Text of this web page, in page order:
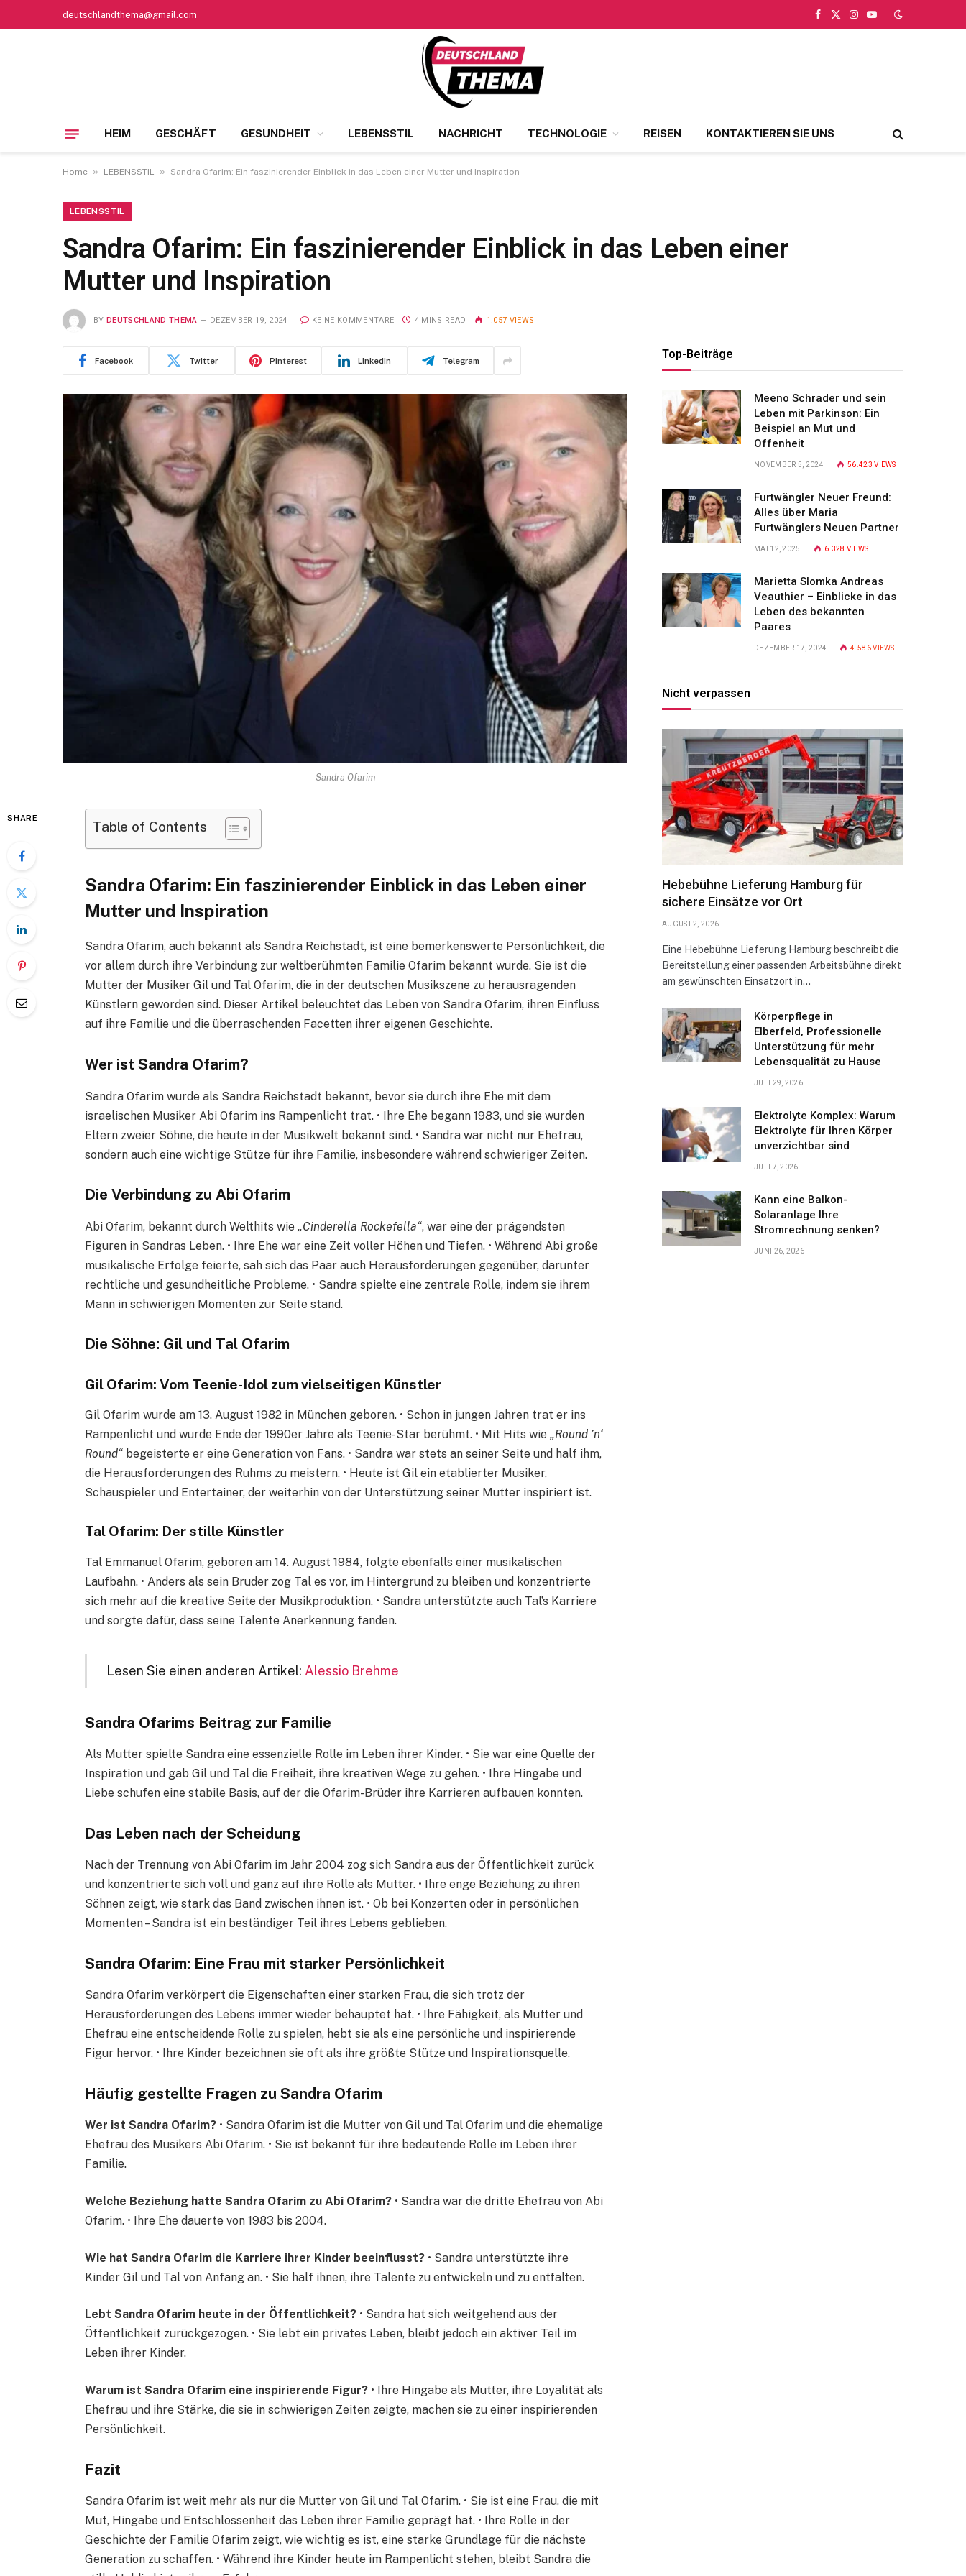
deutschlandthema@gmail.com
Facebook
X
Instagram
YouTube
HEIM GESCHÄFT GESUNDHEIT LEBENSSTIL NACHRICHT TECHNOLOGIE REISEN KONTAKTIEREN SIE UNS
Home » LEBENSSTIL » Sandra Ofarim: Ein faszinierender Einblick in das Leben einer Mutter und Inspiration
LEBENSSTIL
Sandra Ofarim: Ein faszinierender Einblick in das Leben einer
Mutter und Inspiration
BY DEUTSCHLAND THEMA DEZEMBER 19, 2024 KEINE KOMMENTARE 4 MINS READ 1.057 VIEWS
Facebook Twitter Pinterest LinkedIn Telegram
Sandra Ofarim
SHARE
Table of Contents
Sandra Ofarim: Ein faszinierender Einblick in das Leben einer
Mutter und Inspiration
Sandra Ofarim, auch bekannt als Sandra Reichstadt, ist eine bemerkenswerte Persönlichkeit, die
vor allem durch ihre Verbindung zur weltberühmten Familie Ofarim bekannt wurde. Sie ist die
Mutter der Musiker Gil und Tal Ofarim, die in der deutschen Musikszene zu herausragenden
Künstlern geworden sind. Dieser Artikel beleuchtet das Leben von Sandra Ofarim, ihren Einfluss
auf ihre Familie und die überraschenden Facetten ihrer eigenen Geschichte.
Wer ist Sandra Ofarim?
Sandra Ofarim wurde als Sandra Reichstadt bekannt, bevor sie durch ihre Ehe mit dem
israelischen Musiker Abi Ofarim ins Rampenlicht trat. • Ihre Ehe begann 1983, und sie wurden
Eltern zweier Söhne, die heute in der Musikwelt bekannt sind. • Sandra war nicht nur Ehefrau,
sondern auch eine wichtige Stütze für ihre Familie, insbesondere während schwieriger Zeiten.
Die Verbindung zu Abi Ofarim
Abi Ofarim, bekannt durch Welthits wie „Cinderella Rockefella“, war eine der prägendsten
Figuren in Sandras Leben. • Ihre Ehe war eine Zeit voller Höhen und Tiefen. • Während Abi große
musikalische Erfolge feierte, sah sich das Paar auch Herausforderungen gegenüber, darunter
rechtliche und gesundheitliche Probleme. • Sandra spielte eine zentrale Rolle, indem sie ihrem
Mann in schwierigen Momenten zur Seite stand.
Die Söhne: Gil und Tal Ofarim
Gil Ofarim: Vom Teenie-Idol zum vielseitigen Künstler
Gil Ofarim wurde am 13. August 1982 in München geboren. • Schon in jungen Jahren trat er ins
Rampenlicht und wurde Ende der 1990er Jahre als Teenie-Star berühmt. • Mit Hits wie „Round ’n‘
Round“begeisterte er eine Generation von Fans. • Sandra war stets an seiner Seite und half ihm,
die Herausforderungen des Ruhms zu meistern. • Heute ist Gil ein etablierter Musiker,
Schauspieler und Entertainer, der weiterhin von der Unterstützung seiner Mutter inspiriert ist.
Tal Ofarim: Der stille Künstler
Tal Emmanuel Ofarim, geboren am 14. August 1984, folgte ebenfalls einer musikalischen
Laufbahn. • Anders als sein Bruder zog Tal es vor, im Hintergrund zu bleiben und konzentrierte
sich mehr auf die kreative Seite der Musikproduktion. • Sandra unterstützte auch Tal’s Karriere
und sorgte dafür, dass seine Talente Anerkennung fanden.
Lesen Sie einen anderen Artikel: Alessio Brehme
Sandra Ofarims Beitrag zur Familie
Als Mutter spielte Sandra eine essenzielle Rolle im Leben ihrer Kinder. • Sie war eine Quelle der
Inspiration und gab Gil und Tal die Freiheit, ihre kreativen Wege zu gehen. • Ihre Hingabe und
Liebe schufen eine stabile Basis, auf der die Ofarim-Brüder ihre Karrieren aufbauen konnten.
Das Leben nach der Scheidung
Nach der Trennung von Abi Ofarim im Jahr 2004 zog sich Sandra aus der Öffentlichkeit zurück
und konzentrierte sich voll und ganz auf ihre Rolle als Mutter. • Ihre enge Beziehung zu ihren
Söhnen zeigt, wie stark das Band zwischen ihnen ist. • Ob bei Konzerten oder in persönlichen
Momenten – Sandra ist ein beständiger Teil ihres Lebens geblieben.
Sandra Ofarim: Eine Frau mit starker Persönlichkeit
Sandra Ofarim verkörpert die Eigenschaften einer starken Frau, die sich trotz der
Herausforderungen des Lebens immer wieder behauptet hat. • Ihre Fähigkeit, als Mutter und
Ehefrau eine entscheidende Rolle zu spielen, hebt sie als eine persönliche und inspirierende
Figur hervor. • Ihre Kinder bezeichnen sie oft als ihre größte Stütze und Inspirationsquelle.
Häufig gestellte Fragen zu Sandra Ofarim
Wer ist Sandra Ofarim?• Sandra Ofarim ist die Mutter von Gil und Tal Ofarim und die ehemalige
Ehefrau des Musikers Abi Ofarim. • Sie ist bekannt für ihre bedeutende Rolle im Leben ihrer
Familie.
Welche Beziehung hatte Sandra Ofarim zu Abi Ofarim?• Sandra war die dritte Ehefrau von Abi
Ofarim. • Ihre Ehe dauerte von 1983 bis 2004.
Wie hat Sandra Ofarim die Karriere ihrer Kinder beeinflusst?• Sandra unterstützte ihre
Kinder Gil und Tal von Anfang an. • Sie half ihnen, ihre Talente zu entwickeln und zu entfalten.
Lebt Sandra Ofarim heute in der Öffentlichkeit?• Sandra hat sich weitgehend aus der
Öffentlichkeit zurückgezogen. • Sie lebt ein privates Leben, bleibt jedoch ein aktiver Teil im
Leben ihrer Kinder.
Warum ist Sandra Ofarim eine inspirierende Figur?• Ihre Hingabe als Mutter, ihre Loyalität als
Ehefrau und ihre Stärke, die sie in schwierigen Zeiten zeigte, machen sie zu einer inspirierenden
Persönlichkeit.
Fazit
Sandra Ofarim ist weit mehr als nur die Mutter von Gil und Tal Ofarim. • Sie ist eine Frau, die mit
Mut, Hingabe und Entschlossenheit das Leben ihrer Familie geprägt hat. • Ihre Rolle in der
Geschichte der Familie Ofarim zeigt, wie wichtig es ist, eine starke Grundlage für die nächste
Generation zu schaffen. • Während ihre Kinder heute im Rampenlicht stehen, bleibt Sandra die
Top-Beiträge
Meeno Schrader und sein
Leben mit Parkinson: Ein
Beispiel an Mut und
Offenheit
NOVEMBER 5, 2024 56.423VIEWS
Furtwängler Neuer Freund:
Alles über Maria
Furtwänglers Neuen Partner
MAI 12, 2025 6.328 VIEWS
Marietta Slomka Andreas
Veauthier – Einblicke in das
Leben des bekannten
Paares
DEZEMBER 17, 2024 4.586VIEWS
Nicht verpassen
Hebebühne Lieferung Hamburg für
sichere Einsätze vor Ort
AUGUST 2, 2026
Eine Hebebühne Lieferung Hamburg beschreibt die
Bereitstellung einer passenden Arbeitsbühne direkt
am gewünschten Einsatzort in…
Körperpflege in
Elberfeld, Professionelle
Unterstützung für mehr
Lebensqualität zu Hause
JULI 29, 2026
Elektrolyte Komplex: Warum
Elektrolyte für Ihren Körper
unverzichtbar sind
JULI 7, 2026
Kann eine Balkon-
Solaranlage Ihre
Stromrechnung senken?
JUNI 26, 2026